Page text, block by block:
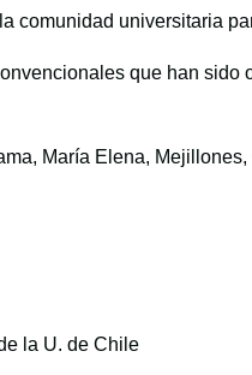
comunidad universitaria
que han sido
María Elena,
la U. de Chile